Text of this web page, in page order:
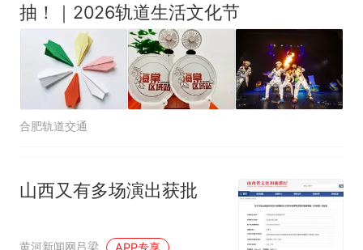
抽！｜2026轨道生活文化节
合肥轨道交通
山西又有多场演出获批
黄河新闻网吕梁 APP专享